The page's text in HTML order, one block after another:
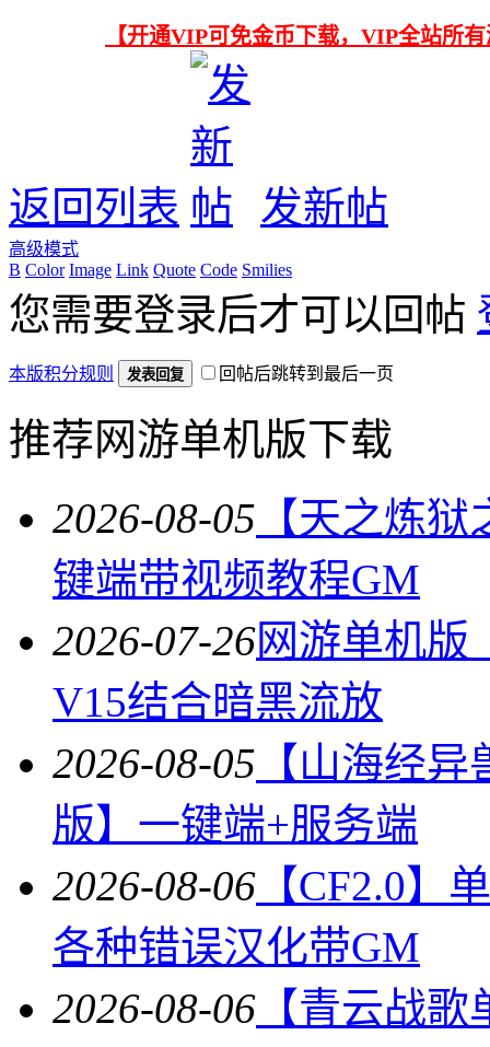
【开通VIP可免金币下载，VIP全站所
返回列表 发新帖
高级模式
B Color Image Link Quote Code Smilies
您需要登录后才可以回帖
本版积分规则 发表回复 回帖后跳转到最后一页
推荐网游单机版下载
2026-08-05 【天之炼
键端带视频教程GM
2026-07-26网游单机版
V15结合暗黑流放
2026-08-05 【山海经
版】一键端+服务端
2026-08-06 【CF2.0】
各种错误汉化带GM
2026-08-06 【青云战